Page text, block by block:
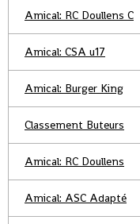
Amical: RC Doullens C
Amical: CSA u17
Amical: Burger King
Classement Buteurs
Amical: RC Doullens
Amical: ASC Adapté